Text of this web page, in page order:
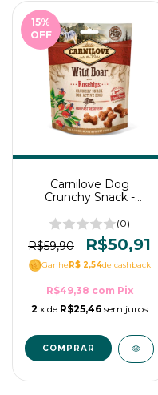
15%
OFF
Carnilove Dog
Crunchy Snack -
Javali e Rosa
mosqueta 200 g
(0)
R$59,90 R$50,91
GanheR$ 2,54de cashback
R$49,38 com Pix
2 x de R$25,46 sem juros